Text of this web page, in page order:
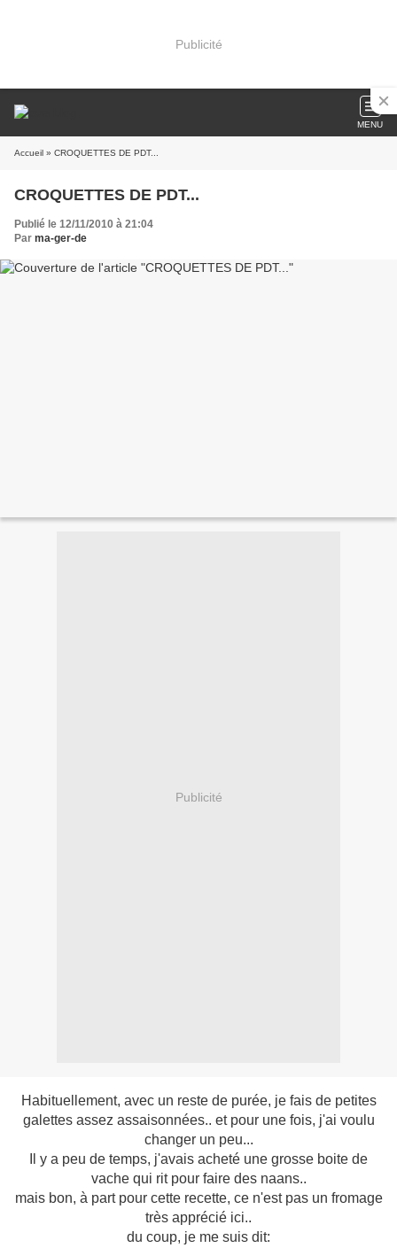
Publicité
MENU
Accueil » CROQUETTES DE PDT...
CROQUETTES DE PDT...
Publié le 12/11/2010 à 21:04
Par ma-ger-de
Publicité
Habituellement, avec un reste de purée, je fais de petites
galettes assez assaisonnées.. et pour une fois, j'ai voulu
changer un peu...
Il y a peu de temps, j'avais acheté une grosse boite de
vache qui rit pour faire des naans..
mais bon, à part pour cette recette, ce n'est pas un fromage
très apprécié ici..
du coup, je me suis dit: